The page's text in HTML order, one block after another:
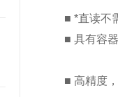
■ *直读不
■ 具有容
■ 高精度